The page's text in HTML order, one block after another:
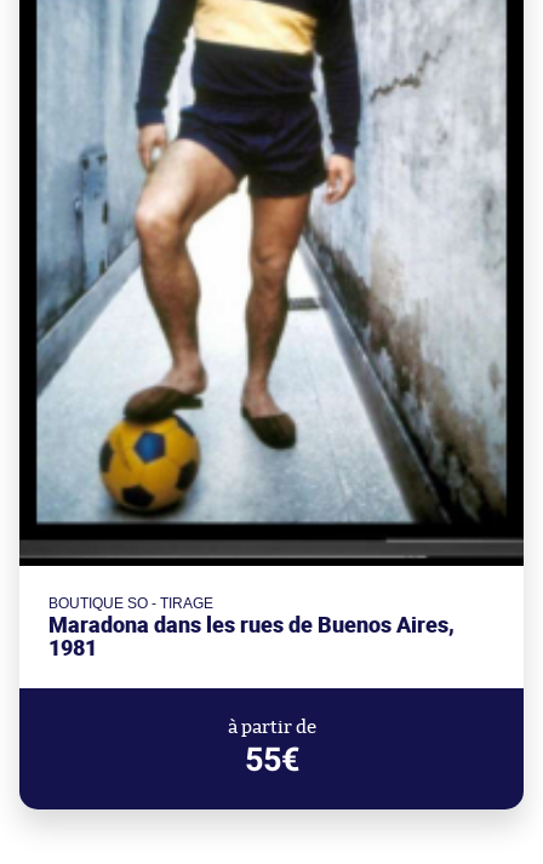
BOUTIQUE SO - TIRAGE
Maradona dans les rues de Buenos Aires,
1981
à partir de
55€